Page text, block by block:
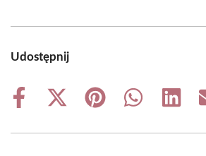
Udostępnij
Share
Share
(Twitter)
Share
Share
Share